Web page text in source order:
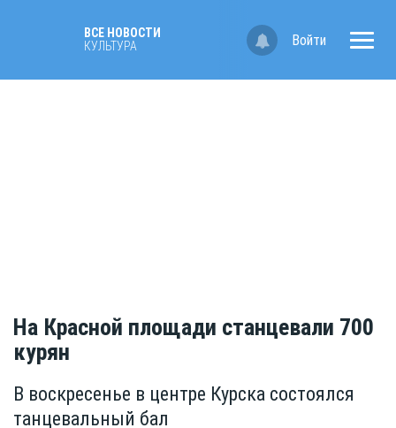
ВСЕ НОВОСТИ
КУЛЬТУРА
Войти
На Красной площади станцевали 700
курян
В воскресенье в центре Курска состоялся
танцевальный бал